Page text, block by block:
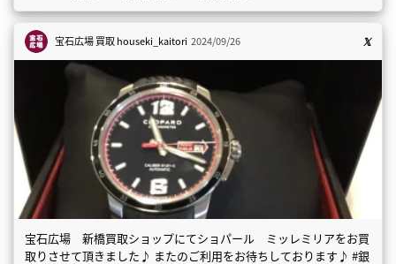
宝石広場 買取houseki_kaitori 2024/09/26
宝石広場 新橋買取ショップにてショパール ミッレミリアをお買
取りさせて頂きました♪ またのご利用をお待ちしております♪ #銀